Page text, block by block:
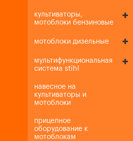
культиваторы,
мотоблоки бензиновые
мотоблоки дизельные
мультифункциональная
система stihl
навесное на
культиваторы и
мотоблоки
прицепное
оборудование к
мотоблокам